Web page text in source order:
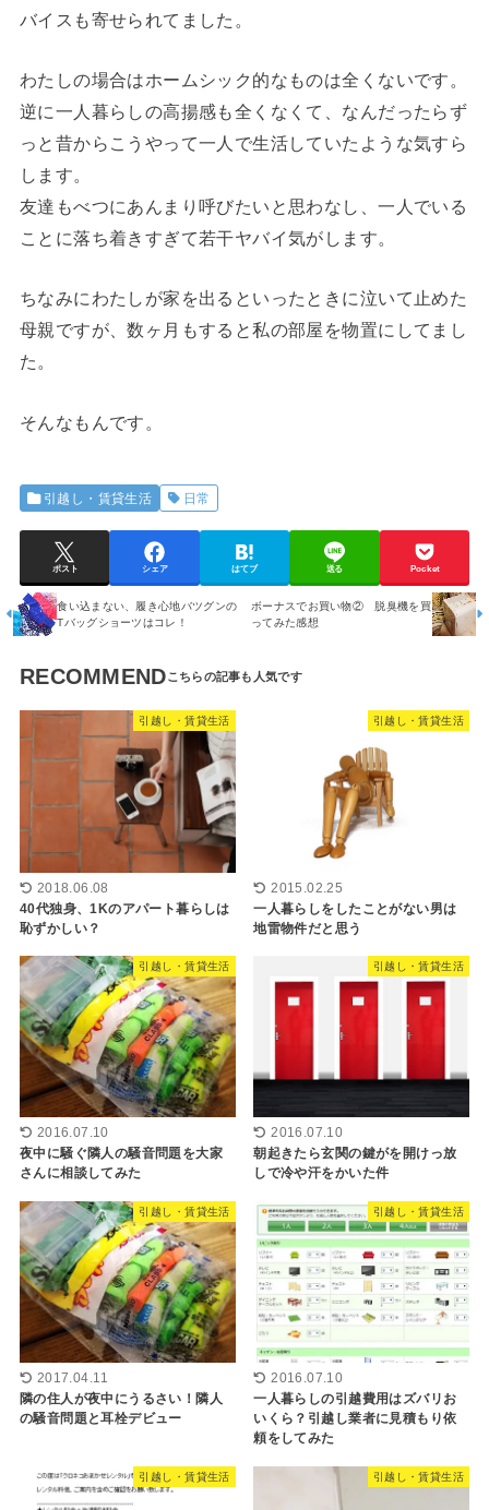
バイスも寄せられてました。
わたしの場合はホームシック的なものは全くないです。
逆に一人暮らしの高揚感も全くなくて、なんだったらず
っと昔からこうやって一人で生活していたような気すら
します。
友達もべつにあんまり呼びたいと思わなし、一人でいる
ことに落ち着きすぎて若干ヤバイ気がします。
ちなみにわたしが家を出るといったときに泣いて止めた
母親ですが、数ヶ月もすると私の部屋を物置にしてまし
た。
そんなもんです。
引越し・賃貸生活 日常
ポスト シェア はてブ 送る Pocket
食い込まない、履き心地バツグンの
Tバッグショーツはコレ！
ボーナスでお買い物② 脱臭機を買
ってみた感想
RECOMMEND
引越し・賃貸生活
2018.06.08
40代独身、1Kのアパート暮らしは
恥ずかしい？
引越し・賃貸生活
2015.02.25
一人暮らしをしたことがない男は
地雷物件だと思う
引越し・賃貸生活
2016.07.10
夜中に騒ぐ隣人の騒音問題を大家
さんに相談してみた
引越し・賃貸生活
2016.07.10
朝起きたら玄関の鍵がを開けっ放
しで冷や汗をかいた件
引越し・賃貸生活
2017.04.11
隣の住人が夜中にうるさい！隣人
の騒音問題と耳栓デビュー
引越し・賃貸生活
2016.07.10
一人暮らしの引越費用はズバリお
いくら？引越し業者に見積もり依
頼をしてみた
引越し・賃貸生活 引越し・賃貸生活